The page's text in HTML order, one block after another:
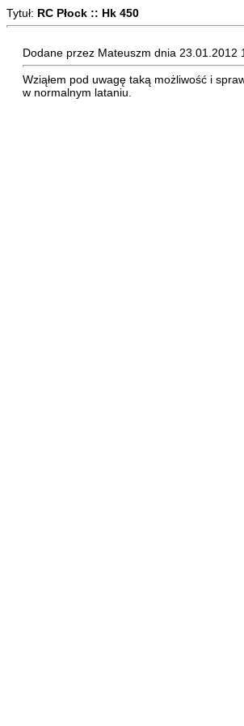
Tytuł: RC Płock :: Hk 450
Dodane przez Mateuszm dnia 23.01.2012
Wziąłem pod uwagę taką możliwość i
w normalnym lataniu.